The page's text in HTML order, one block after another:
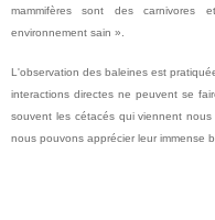
mammifères sont des carnivores
environnement sain ».
L'observation des baleines est
interactions directes ne peuvent se
souvent les cétacés qui viennent
nous pouvons apprécier leur immense